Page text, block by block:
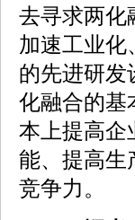
去寻求两化
加速工业化
的先进研发
化融合的基
本上提高企
能、提高生
竞争力。